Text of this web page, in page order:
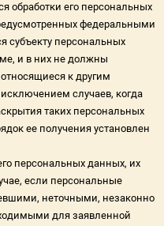
его персональных
федеральными
субъекту персональных
и в них не должны
к другим
случаев, когда
таких персональных
ее получения установлен
персональных данных, их
если персональные
неточными, незаконно
для заявленной